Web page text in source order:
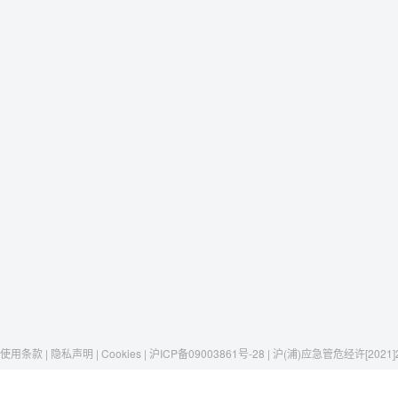
使用条款 | 隐私声明 | Cookies | 沪ICP备09003861号-28 | 沪(浦)应急管危经许